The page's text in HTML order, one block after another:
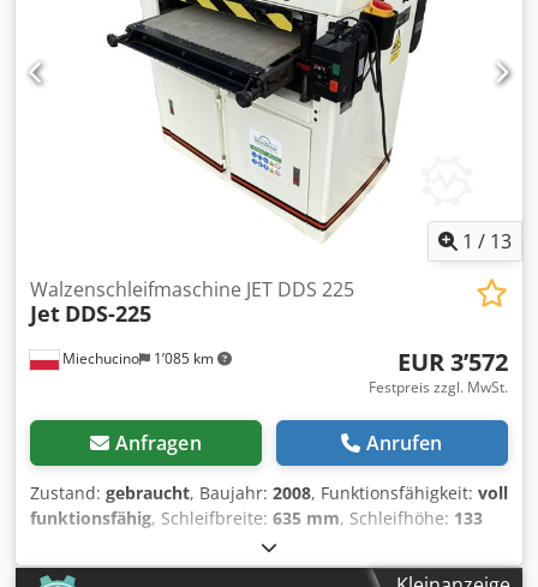
Auslaufgummi-Andruckrolle *von unten: - Gummi-
Andruckrolle - Vorschubbandsystem Codpfxow Ip Ekj
Afpsha - Pneumatische Bandoszillation über
Lichtschranken - Zwei Vorschubgeschwindigkeiten: 0,28 kW
- Motor: 6 kW - Elektromagnetische Bremse - Elektrische
Tischhubverstellung - Arbeitsdruck: 6–8 bar -
Absaugstutzendurchmesser: 150 mm - Gesamtmaße L/B/H:
1070x1320x1900 mm - Gewicht: 722 kg
1 / 13
Miechucino 1’085 km
Walzenschleifmaschine JET DDS 225
Jet DDS-225
EUR 3’572
Festpreis zzgl. MwSt.
Anfragen Anrufen
Zustand: gebraucht, Baujahr: 2008, Funktionsfähigkeit: voll
funktionsfähig, Schleifbreite: 635 mm, Schleifhöhe: 133
, – Baujahr: 2008 TECHNISCHE DATEN: – Nennleistung:
5550 W – Effektive Leistung: 3700 W = 3,7 kW – max.